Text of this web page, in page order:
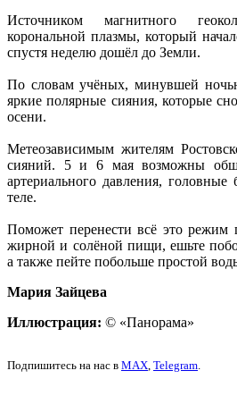
Источником магнитного
корональной плазмы, который
спустя неделю дошёл до Земли.
По словам учёных, минувшей
яркие полярные сияния, которые
осени.
Метеозависимым жителям
сияний. 5 и 6 мая возможны
артериального давления,
теле.
Поможет перенести всё это режим
жирной и солёной пищи, ешьте
а также пейте побольше простой
Мария Зайцева
Иллюстрация: © «Панорама»
Подпишитесь на нас в MAX, Telegram.